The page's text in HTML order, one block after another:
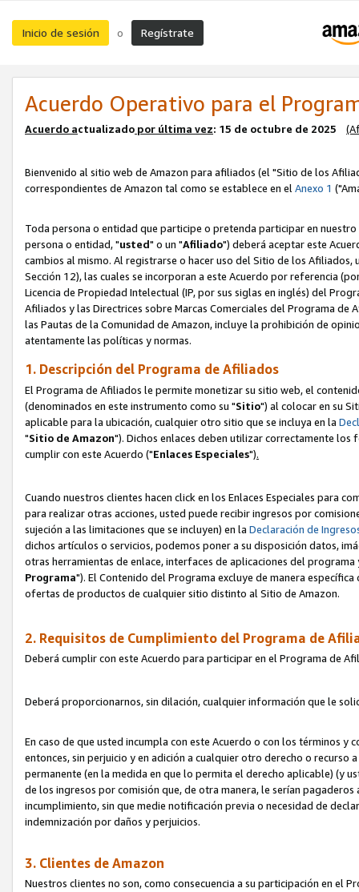
Inicio de sesión o Regístrate
Acuerdo Operativo para el
Acuerdo actualizado por última vez: 15 de octubre de 2025
Bienvenido al sitio web de Amazon para afiliados (el "Sitio de los
correspondientes de Amazon tal como se establece en elAnexo 1
Toda persona o entidad que participe o pretenda participar en
persona o entidad, "usted" o un "Afiliado") deberá aceptar este
cambios al mismo. Al registrarse o hacer uso del Sitio de los
Sección 12), las cuales se incorporan a este Acuerdo por referencia
Licencia de Propiedad Intelectual (IP, por sus siglas en inglés) del
Afiliados y las Directrices sobre Marcas Comerciales del Programa
las Pautas de la Comunidad de Amazon, incluye la prohibición de
atentamente las políticas y normas.
1. Descripción del Programa de Afiliados
El Programa de Afiliados le permite monetizar su sitio web, el
(denominados en este instrumento como su "Sitio") al colocar en su
aplicable para la ubicación, cualquier otro sitio que se incluya en la
"Sitio de Amazon"). Dichos enlaces deben utilizar correctamente los
cumplir con este Acuerdo ("Enlaces Especiales").
Cuando nuestros clientes hacen click en los Enlaces Especiales para
para realizar otras acciones, usted puede recibir ingresos por
sujeción a las limitaciones que se incluyen) en la Declaración de
dichos artículos o servicios, podemos poner a su disposición datos,
otras herramientas de enlace, interfaces de aplicaciones del
Programa"). El Contenido del Programa excluye de manera
ofertas de productos de cualquier sitio distinto al Sitio de Amazon.
2. Requisitos de Cumplimiento del Programa de
Deberá cumplir con este Acuerdo para participar en el Programa de
Deberá proporcionarnos, sin dilación, cualquier información que le
En caso de que usted incumpla con este Acuerdo o con los términos
entonces, sin perjuicio y en adición a cualquier otro derecho o
permanente (en la medida en que lo permita el derecho aplicable) (y
de los ingresos por comisión que, de otra manera, le serían
incumplimiento, sin que medie notificación previa o necesidad de
indemnización por daños y perjuicios.
3. Clientes de Amazon
Nuestros clientes no son, como consecuencia a su participación en el